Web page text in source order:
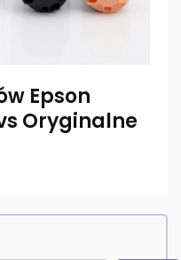
Epson
Oryginalne